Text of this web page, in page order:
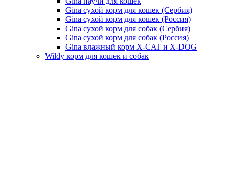
Gina сухой корм для кошек (Сербия)
Gina сухой корм для кошек (Россия)
Gina сухой корм для собак (Сербия)
Gina сухой корм для собак (Россия)
Gina влажный корм X-CAT и X-DOG
Wildy корм для кошек и собак